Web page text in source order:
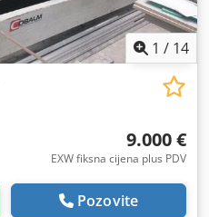
1 / 14
9.000 €
EXW fiksna cijena plus PDV
Pozovite